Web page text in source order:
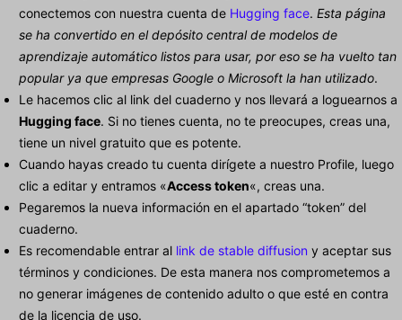
conectemos con nuestra cuenta de Hugging face. Esta página
se ha convertido en el depósito central de modelos de
aprendizaje automático listos para usar, por eso se ha vuelto tan
popular ya que empresas Google o Microsoft la han utilizado.
Le hacemos clic al link del cuaderno y nos llevará a loguearnos a
Hugging face. Si no tienes cuenta, no te preocupes, creas una,
tiene un nivel gratuito que es potente.
Cuando hayas creado tu cuenta dirígete a nuestro Profile, luego
clic a editar y entramos «Access token«, creas una.
Pegaremos la nueva información en el apartado “token” del
cuaderno.
Es recomendable entrar al link de stable diffusion y aceptar sus
términos y condiciones. De esta manera nos comprometemos a
no generar imágenes de contenido adulto o que esté en contra
de la licencia de uso.